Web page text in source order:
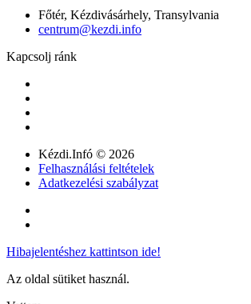
Főtér, Kézdivásárhely, Transylvania
centrum@kezdi.info
Kapcsolj ránk
Kézdi.Infó © 2026
Felhasználási feltételek
Adatkezelési szabályzat
Hibajelentéshez kattintson ide!
Az oldal sütiket használ.